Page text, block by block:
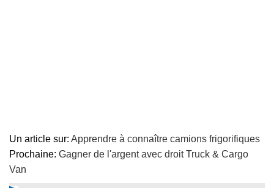
Un article sur: Apprendre à connaître camions frigorifiques
Prochaine: Gagner de l'argent avec droit Truck & Cargo
Van